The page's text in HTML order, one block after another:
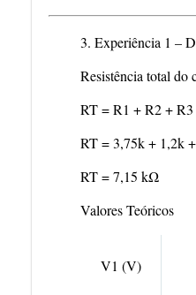
3. Experiência 1 –
Resistência total do
RT = R1 + R2 + R3
RT = 3,75k + 1,2k
RT = 7,15 kΩ
Valores Teóricos
V1 (V)